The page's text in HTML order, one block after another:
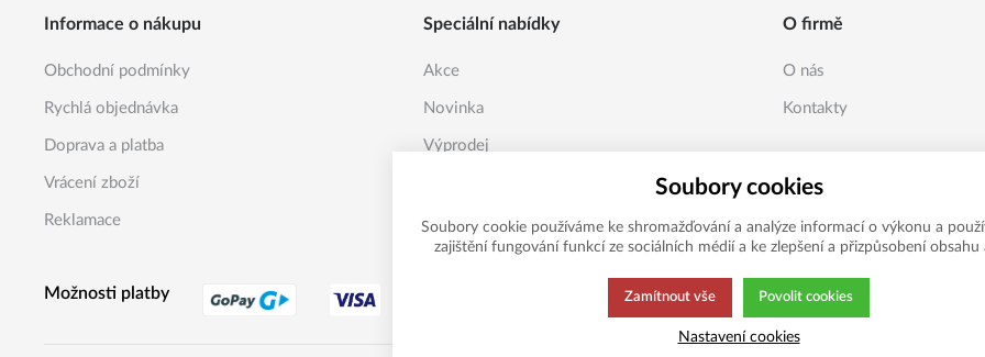
Informace o nákupu
Obchodní podmínky
Rychlá objednávka
Doprava a platba
Vrácení zboží
Reklamace
Speciální nabídky
Akce
Novinka
Výprodej
O firmě
O nás
Kontakty
Možnosti platby
Soubory cookies
Soubory cookie používáme ke shromažďování a analýze informací o výkonu a
zajištění fungování funkcí ze sociálních médií a ke zlepšení a přizpůsobení obsahu
Zamítnout vše Povolit cookies
Nastavení cookies